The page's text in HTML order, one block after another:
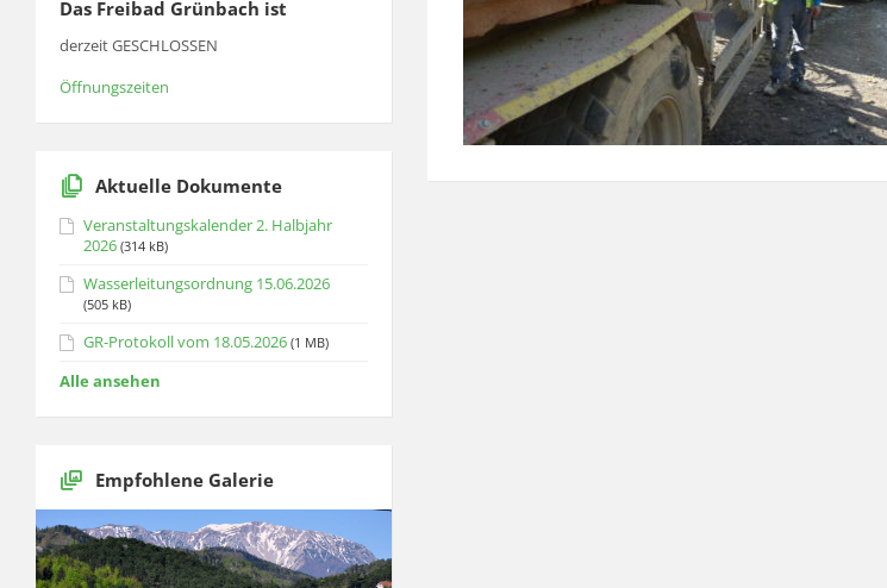
Das Freibad Grünbach ist
derzeit GESCHLOSSEN
Öffnungszeiten
Aktuelle Dokumente
Veranstaltungskalender 2. Halbjahr
2026 (314 kB)
Wasserleitungsordnung 15.06.2026
(505 kB)
GR-Protokoll vom 18.05.2026 (1 MB)
Alle ansehen
Empfohlene Galerie